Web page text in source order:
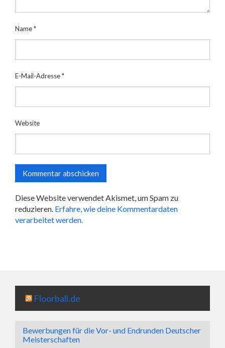
Name*
E-Mail-Adresse*
Website
Diese Website verwendet Akismet, um Spam zu
reduzieren. Erfahre, wie deine Kommentardaten
verarbeitet werden.
Floorball.de
Bewerbungen für die Vor- und Endrunden Deutscher
Meisterschaften